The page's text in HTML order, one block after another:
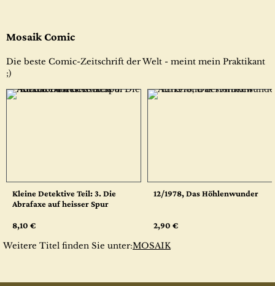
Mosaik Comic
Die beste Comic-Zeitschrift der Welt - meint mein Praktikant
;)
Kleine Detektive Teil: 3. Die
Abrafaxe auf heisser Spur
8,10 €
12/1978, Das Höhlenwunder
2,90 €
Weitere Titel finden Sie unter:MOSAIK